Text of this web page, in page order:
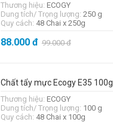
Thương hiệu: ECOGY
Dung tích/ Trọng lượng: 250 g
Quy cách: 48 Chai x 250g
88.000đ 99.000đ
Chất tẩy mực Ecogy E35 100g
Thương hiệu: ECOGY
Dung tích/ Trọng lượng: 100 g
Quy cách: 48 Chai x 100g